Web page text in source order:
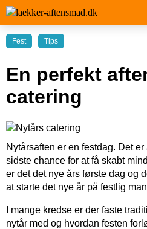
Fest Tips
En perfekt
catering
Nytårsaften er en festdag. Det
sidste chance for at få skabt
er det det nye års første dag og
at starte det nye år på festlig
I mange kredse er der faste
nytår med og hvordan festen